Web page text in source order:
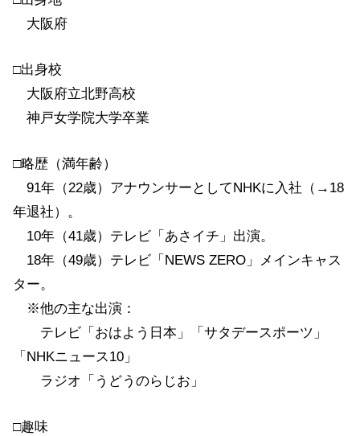
大阪府
□出身校
大阪府立北野高校
神戸女学院大学卒業
□略歴（満年齢）
91年（22歳）アナウンサーとしてNHKに入社（→18
年退社）。
10年（41歳）テレビ「あさイチ」出演。
18年（49歳）テレビ「NEWS ZERO」メインキャス
ター。
※他の主な出演：
テレビ「おはよう日本」「サタデースポーツ」
「NHKニュース10」
ラジオ「うどうのらじお」
□趣味